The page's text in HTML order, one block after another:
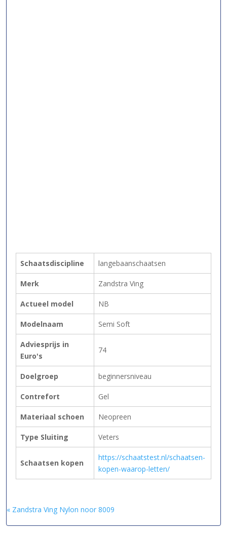
Schaatsdiscipline langebaanschaatsen
Merk Zandstra Ving
Actueel model NB
Modelnaam Semi Soft
Adviesprijs in
Euro's
74
Doelgroep beginnersniveau
Contrefort Gel
Materiaal schoen Neopreen
Type Sluiting Veters
Schaatsen kopen
https://schaatstest.nl/schaatsen-
kopen-waarop-letten/
« Zandstra Ving Nylon noor 8009